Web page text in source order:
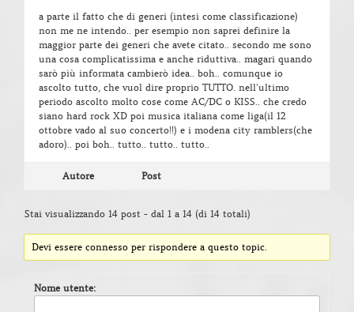
a parte il fatto che di generi (intesi come classificazione)
non me ne intendo.. per esempio non saprei definire la
maggior parte dei generi che avete citato.. secondo me sono
una cosa complicatissima e anche riduttiva.. magari quando
sarò più informata cambierò idea.. boh.. comunque io
ascolto tutto, che vuol dire proprio TUTTO. nell’ultimo
periodo ascolto molto cose come AC/DC o KISS.. che credo
siano hard rock XD poi musica italiana come liga(il 12
ottobre vado al suo concerto!!) e i modena city ramblers(che
adoro).. poi boh.. tutto.. tutto.. tutto..
Autore Post
Stai visualizzando 14 post - dal 1 a 14 (di 14 totali)
Devi essere connesso per rispondere a questo topic.
Nome utente: